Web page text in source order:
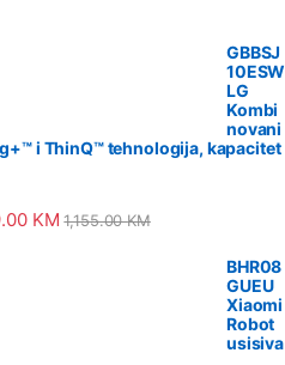
GBBSJ
10ESW
LG
Kombi
novani
i ThinQ™ tehnologija, kapacitet
KM 1,155.00KM
BHR08
GUEU
Xiaomi
Robot
usisiva